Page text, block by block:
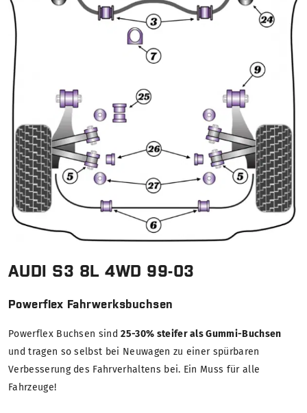
AUDI S3 8L 4WD 99-03
Powerflex Fahrwerksbuchsen
Powerflex Buchsen sind25-30% steifer als Gummi-Buchsen
und tragen so selbst bei Neuwagen zu einer spürbaren
Verbesserung des Fahrverhaltens bei. Ein Muss für alle
Fahrzeuge!